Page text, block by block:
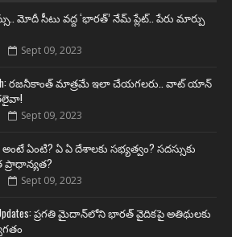
మోదీ సీటు వద్ద ‘భారత్’ నేమ్ ప్లేట్‌.. పేరు మార్పు
Sept 09, 2023
రజనీకాంత్ మాత్రమే ఇలా చేయగలరు.. వాట్ యాన్
Sept 09, 2023
అంటే ఏంటి? ఏ ఏ దేశాలకు సభ్యత్వం? సదస్సుకు
ప్రాధాన్యత?
Sept 09, 2023
Updates: ప్రగతి మైదాన్‌లోని భారత్ వైదికపై అతిథులకు